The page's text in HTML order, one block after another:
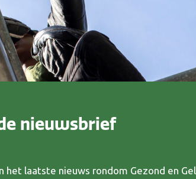
nieuwsbrief
laatste nieuws rondom Gezond en